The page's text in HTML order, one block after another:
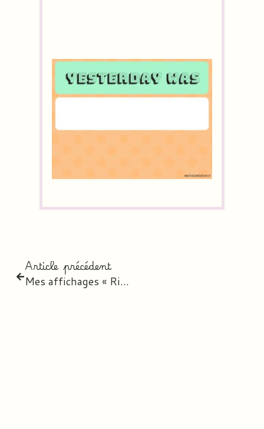
Article précédent
Mes affichages « Rituel d’Anglais »